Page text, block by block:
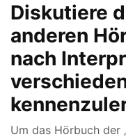
Diskutiere
anderen
nach
Um das Hörbuch der